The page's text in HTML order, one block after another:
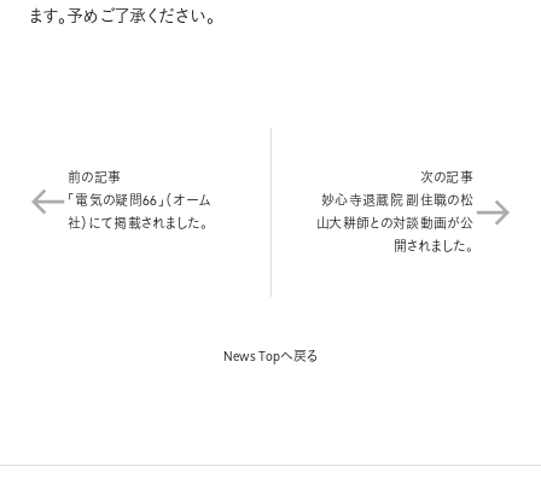
ます。予めご了承ください。
前の記事
「電気の疑問66」（オーム
社）にて掲載されました。
次の記事
妙心寺退蔵院 副住職の松
山大耕師との対談動画が公
開されました。
News Topへ戻る